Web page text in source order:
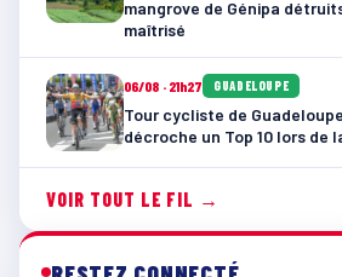
mangrove de Génipa
maîtrisé
06/08 · 21h27 GUADELOUPE
Tour cycliste de
décroche un Top 10 lors de
VOIR TOUT LE FIL →